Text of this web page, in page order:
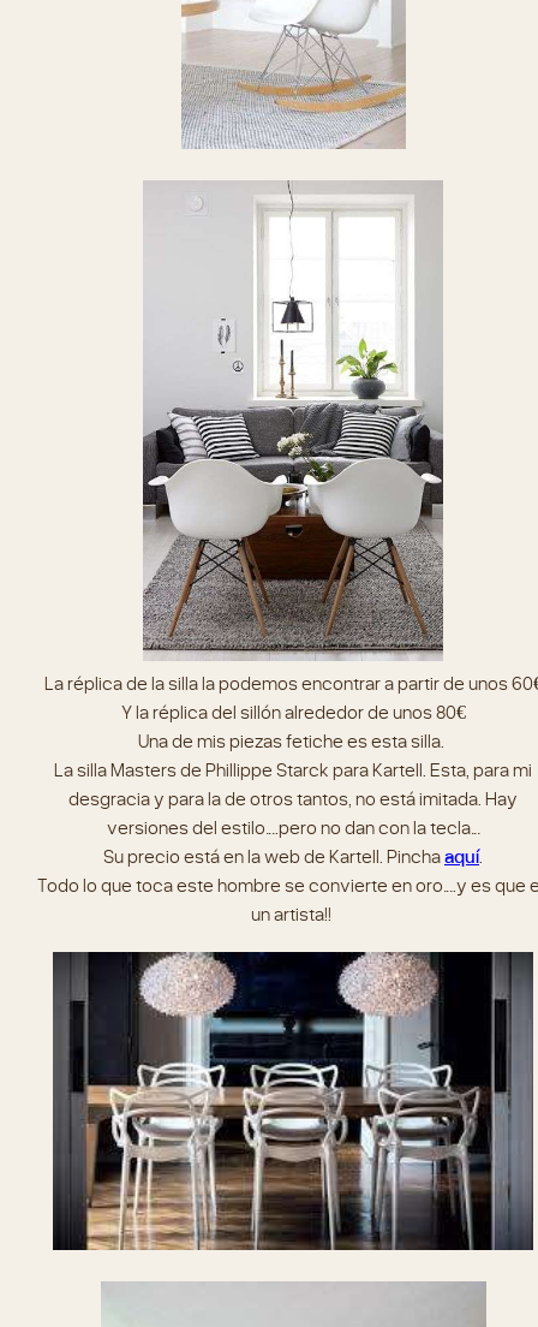
La réplica de la silla la podemos encontrar a partir de unos
Y la réplica del sillón alrededor de unos 80€
Una de mis piezas fetiche es esta silla.
La silla Masters de Phillippe Starck para Kartell. Esta, para mi
desgracia y para la de otros tantos, no está imitada. Hay
versiones del estilo….pero no dan con la tecla…
Su precio está en la web de Kartell. Pinchaaquí.
Todo lo que toca este hombre se convierte en oro….y es que
un artista!!